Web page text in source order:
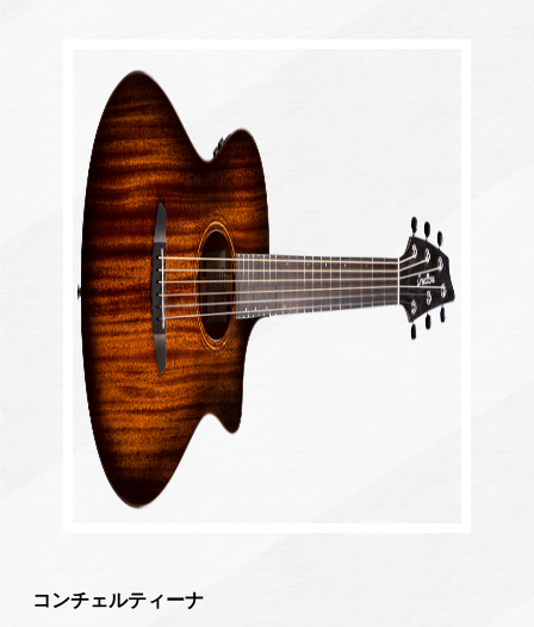
コンチェルティーナ